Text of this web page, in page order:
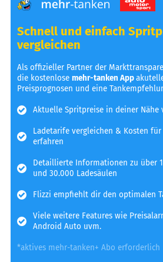
Schnell und einfach
vergleichen
Als offizieller Partner der
die kostenlosemehr-tanken App
Preisprognosen und eine
Aktuelle Spritpreise in deiner Nähe
Ladetarife vergleichen & Kosten
erfahren
Detaillierte Informationen zu über
und 30.000 Ladesäulen
Flizzi empfiehlt dir den optimalen
Viele weitere Features wie
Android Auto uvm.
*aktives mehr-tanken+ Abo erforderlich